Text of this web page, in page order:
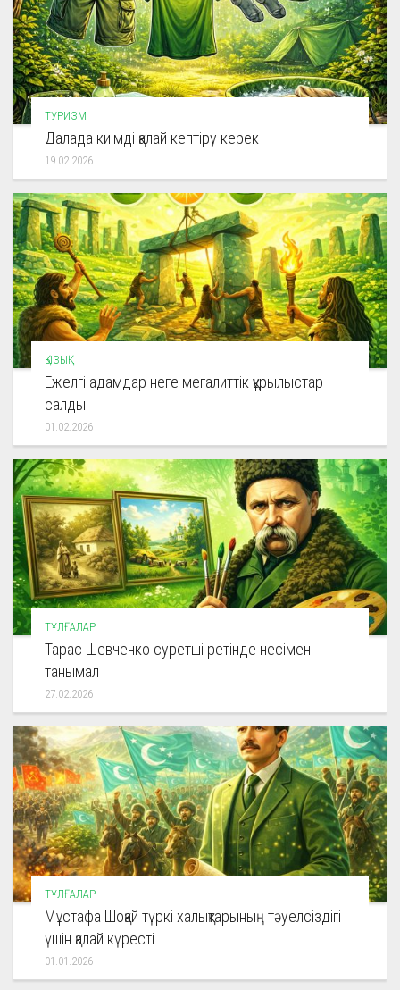
ТУРИЗМ
Далада киімді қалай кептіру керек
19.02.2026
ҚЫЗЫҚ
Ежелгі адамдар неге мегалиттік құрылыстар
салды
01.02.2026
ТҰЛҒАЛАР
Тарас Шевченко суретші ретінде несімен
танымал
27.02.2026
ТҰЛҒАЛАР
Мұстафа Шоқай түркі халықтарының тәуелсіздігі
үшін қалай күресті
01.01.2026